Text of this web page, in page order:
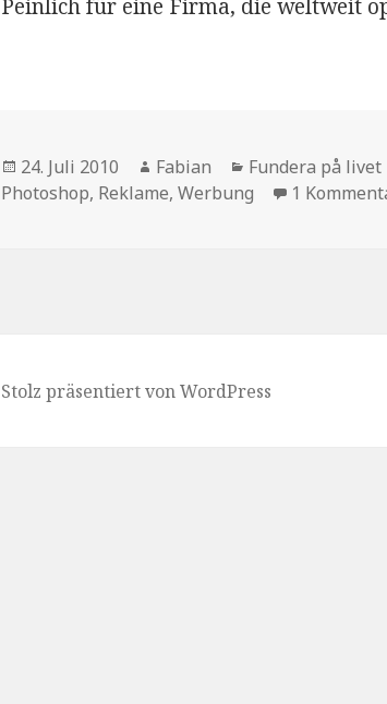
Peinlich für eine Firma, die weltweit
Veröffentlicht
am
24. Juli 2010 Autor
Fabian Kategorien
Fundera på livet
Photoshop, Reklame,Werbung 1
Stolz präsentiert von WordPress